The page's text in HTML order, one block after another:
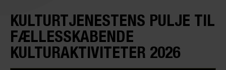
KULTURTJENESTENS PULJE TIL
FÆLLESSKABENDE
KULTURAKTIVITETER 2026